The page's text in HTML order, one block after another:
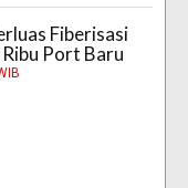
Fiberisasi
Port Baru